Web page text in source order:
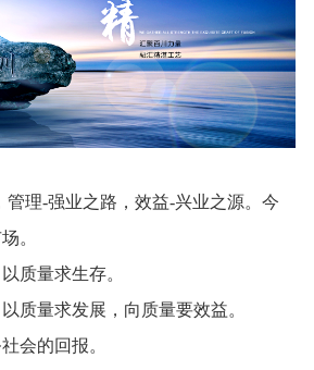
理-强业之路，效益-兴业之源。今
。
量求生存。
量求发展，向质量要效益。
的回报。